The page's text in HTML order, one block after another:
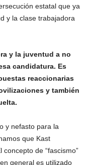
estatal que ya
y la clase trabajadora
y la juventud a no
candidatura. Es
reaccionarias
y también
y nefasto para la
que Kast
de “fascismo”
general es utilizado